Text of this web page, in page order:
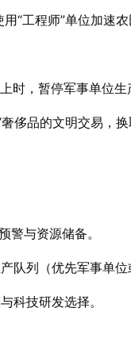
“工程师”单位加速
时，暂停军事单位生
侈品的文明交易，换
警与资源储备。
队列（优先军事单位
科技研发选择。